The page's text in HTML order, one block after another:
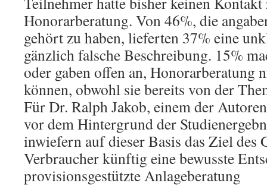
Honorarberatung. Von 46%, die
gehört zu haben, lieferten 37% eine
gänzlich falsche Beschreibung. 15%
oder gaben offen an, Honorarberatung
können, obwohl sie bereits von der
Für Dr. Ralph Jakob, einem der
vor dem Hintergrund der
inwiefern auf dieser Basis das Ziel des
Verbraucher künftig eine bewusste
provisionsgestützte Anlageberatung